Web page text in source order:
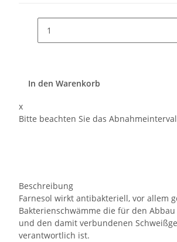
In den Warenkorb
x
Bitte beachten Sie das
Beschreibung
Farnesol wirkt antibakteriell, vor allem
Bakterienschwämme die für den Abbau
und den damit verbundenen
verantwortlich ist.